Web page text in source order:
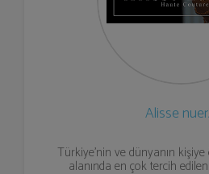
Alisse
Türkiye’nin ve dünyanın
alanında en çok tercih